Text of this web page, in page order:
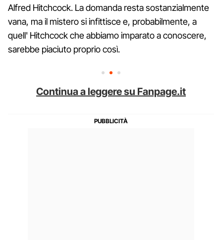
Alfred Hitchcock. La domanda resta sostanzialmente
vana, ma il mistero si infittisce e, probabilmente, a
quell' Hitchcock che abbiamo imparato a conoscere,
sarebbe piaciuto proprio così.
Continua a leggere su Fanpage.it